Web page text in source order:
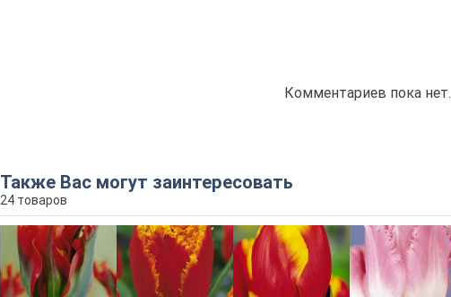
Комментариев пока нет.
Также Вас могут заинтересовать
24 товаров